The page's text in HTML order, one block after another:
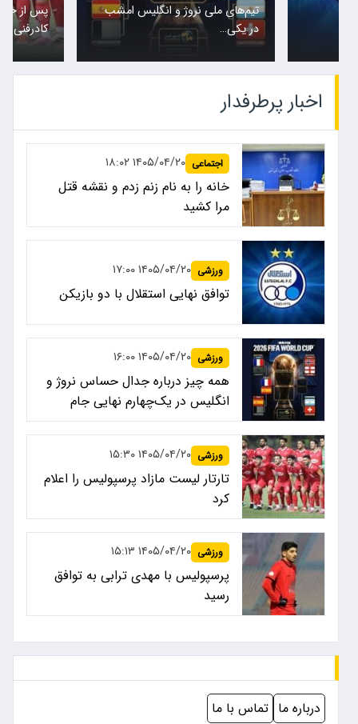
تیم‌های ملی نروژ و انگلیس امشب
در یکی…
پس از
کادرفنی…
اخبار پرطرفدار
اجتماعی ۱۴۰۵/۰۴/۲۰ ۱۸:۰۲
خانه را به نام زنم زدم و نقشه قتل
مرا کشید
ورزشی ۱۴۰۵/۰۴/۲۰ ۱۷:۰۰
توافق نهایی استقلال با دو بازیکن
ورزشی ۱۴۰۵/۰۴/۲۰ ۱۶:۰۰
همه چیز درباره جدال حساس نروژ و
انگلیس در یک‌چهارم نهایی جام
جهانی ۲۰۲۶
ورزشی ۱۴۰۵/۰۴/۲۰ ۱۵:۳۰
تارتار لیست مازاد پرسپولیس را اعلام
کرد
ورزشی ۱۴۰۵/۰۴/۲۰ ۱۵:۱۳
پرسپولیس با مهدی ترابی به توافق
رسید
درباره ما تماس با ما